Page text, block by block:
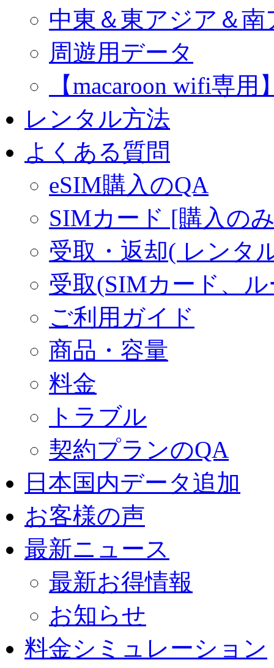
中東＆東アジア＆
周遊用データ
【macaroon wifi専
レンタル方法
よくある質問
eSIM購入のQA
SIMカード [購入の
受取・返却( レンタ
受取(SIMカード、
ご利用ガイド
商品・容量
料金
トラブル
契約プランのQA
日本国内データ追加
お客様の声
最新ニュース
最新お得情報
お知らせ
料金シミュレーション